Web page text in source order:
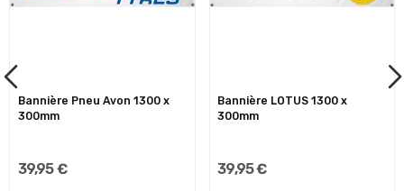
Bannière Pneu Avon 1300 x
300mm
39,95 €
Bannière LOTUS 1300 x
300mm
39,95 €